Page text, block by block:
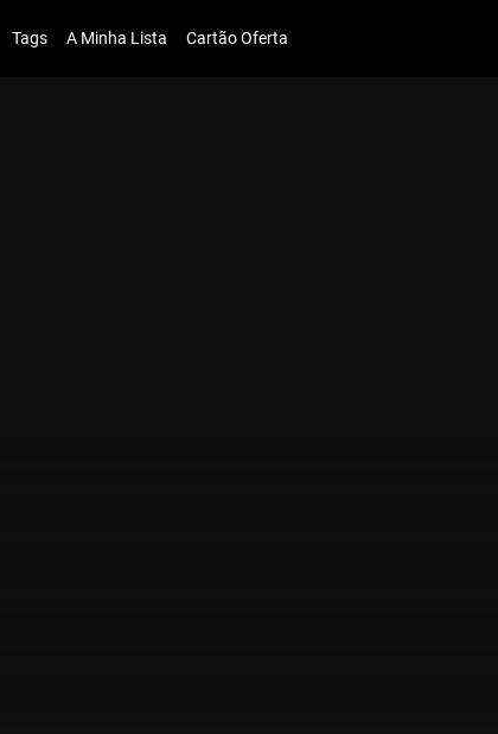
Tags A Minha Lista Cartão Oferta